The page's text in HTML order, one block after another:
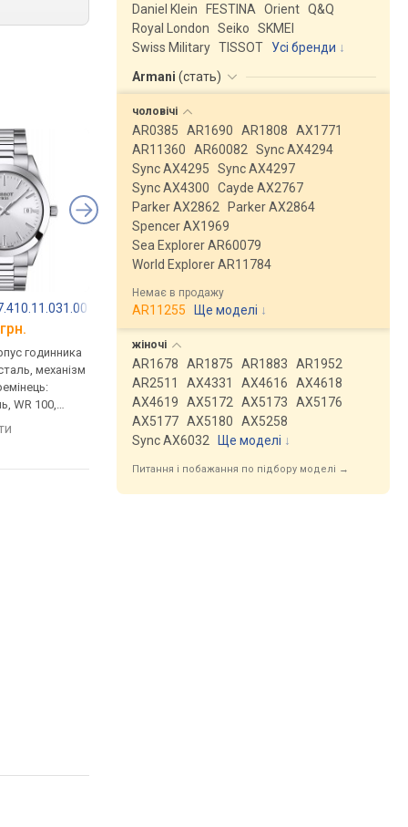
годинника
механізм
WR 100,
Casio Edifice EFR-537RBK-1A
кварцові, корпус годинника
нержавіюча сталь, ремінець:
браслет сталь, WR 100,
Японія
порівняти
нержавіюча сталь,
браслет сталь, WR
порівняти
Daniel Klein
FESTINA Orient Q&Q
Royal London
Seiko
SKMEI
Swiss Military TISSOT
Усі бренди
Armani (стать)
чоловічі
AR0385 AR1690 AR1808
AX1771
AR11360
AR60082
Sync AX4294
Sync AX4295
Sync AX4297
Sync AX4300
Cayde AX2767
Parker AX2862
Parker AX2864
Spencer AX1969
Sea Explorer AR60079
World Explorer AR11784
Немає в продажу
AR11255 Ще моделі ↓
жіночі
AR1678 AR1875 AR1883
AR1952
AR2511
AX4331 AX4616
AX4618
AX4619
AX5172 AX5173
AX5176
AX5177 AX5180
AX5258
Sync AX6032
Ще моделі ↓
Питання і побажання по підбору моделі →